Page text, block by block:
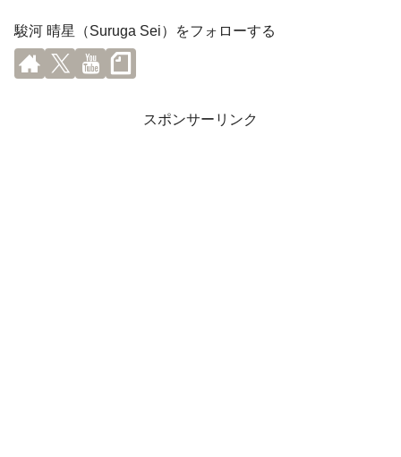
駿河 晴星（Suruga Sei）をフォローする
スポンサーリンク